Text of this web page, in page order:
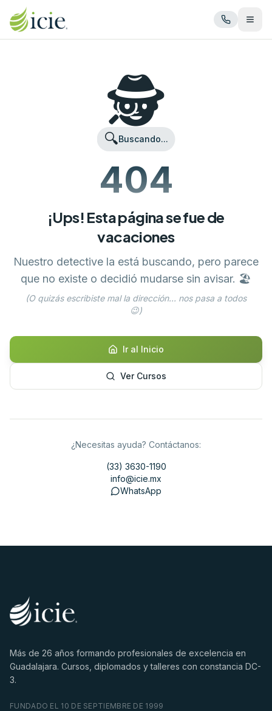
Abrir
🕵️
🔍Buscando...
404
¡Ups! Esta página se fue de
vacaciones
Nuestro detective la está buscando, pero parece
que no existe o decidió mudarse sin avisar. 🏖️
(O quizás escribiste mal la dirección... nos pasa a todos
😉)
Ir al Inicio
Ver Cursos
¿Necesitas ayuda? Contáctanos:
(33) 3630-1190
info@icie.mx
WhatsApp
Más de 26 años formando profesionales de excelencia en
Guadalajara. Cursos, diplomados y talleres con constancia DC-
3.
FUNDADO EL 10 DE SEPTIEMBRE DE 1999